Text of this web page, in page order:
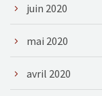
juin 2020
mai 2020
avril 2020